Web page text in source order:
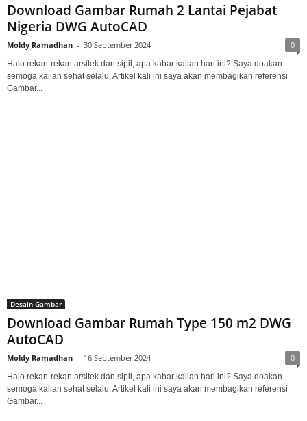
Download Gambar Rumah 2 Lantai Pejabat
Nigeria DWG AutoCAD
Moldy Ramadhan - 30 September 2024 0
Halo rekan-rekan arsitek dan sipil, apa kabar kalian hari ini? Saya doakan
semoga kalian sehat selalu. Artikel kali ini saya akan membagikan referensi
Gambar...
Desain Gambar
Download Gambar Rumah Type 150 m2 DWG
AutoCAD
Moldy Ramadhan - 16 September 2024 0
Halo rekan-rekan arsitek dan sipil, apa kabar kalian hari ini? Saya doakan
semoga kalian sehat selalu. Artikel kali ini saya akan membagikan referensi
Gambar...